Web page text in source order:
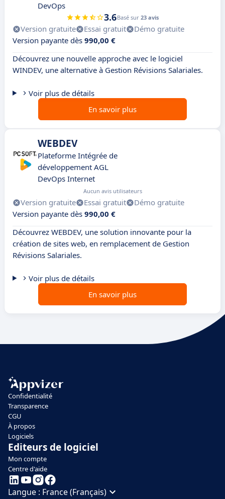
DevOps
3.6Basé sur 23 avis
Version gratuite Essai gratuit
Démo gratuite
Version payante dès 990,00 €
Découvrez une nouvelle approche avec le logiciel
WINDEV, une alternative à Gestion Révisions Salariales.
Voir plus de détails
En savoir plus
WEBDEV
Plateforme Intégrée de
développement AGL
DevOps Internet
Aucun avis utilisateurs
Version gratuite Essai gratuit
Démo gratuite
Version payante dès 990,00 €
Découvrez WEBDEV, une solution innovante pour la
création de sites web, en remplacement de Gestion
Révisions Salariales.
Voir plus de détails
En savoir plus
Confidentialité
Transparence
CGU
À propos
Logiciels
Editeurs de logiciel
Mon compte
Centre d'aide
Langue : France (Français)